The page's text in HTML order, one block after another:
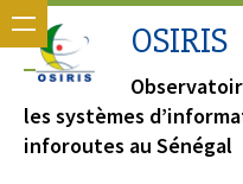
OSIRIS
les systèmes
inforoutes au Sénégal